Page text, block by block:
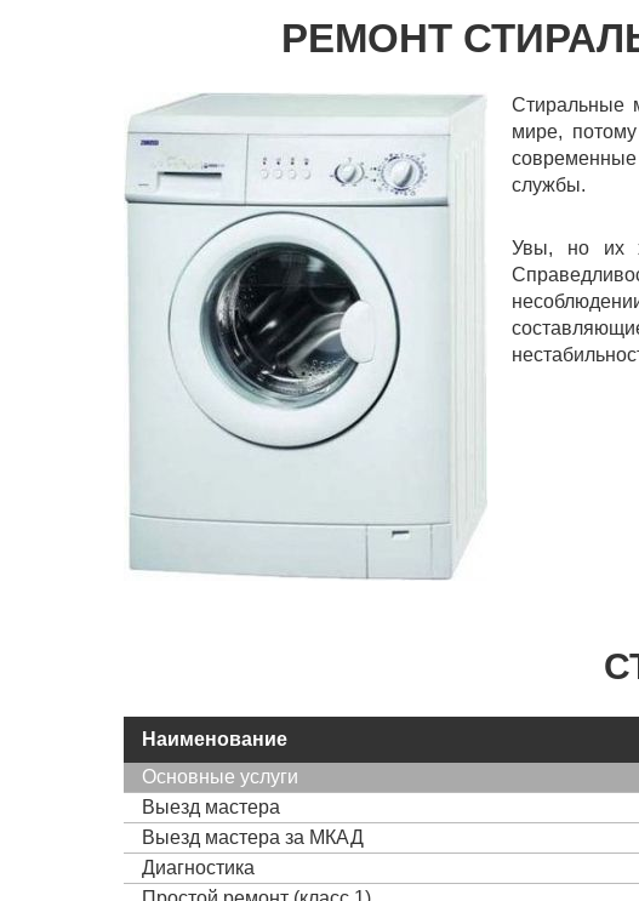
РЕМОНТ
Стиральные
мире,
службы.
Увы, но их
Наименование
Основные услуги
Выезд мастера
Выезд мастера за МКАД
Диагностика